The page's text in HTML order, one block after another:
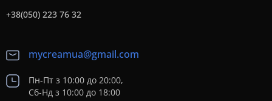
+38(050) 223 76 32
mycreamua@gmail.com
Пн-Пт з 10:00 до 20:00,
Сб-Нд з 10:00 до 18:00